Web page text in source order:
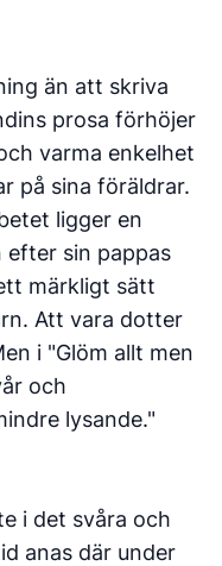
än att skriva
prosa förhöjer
varma enkelhet
på sina föräldrar.
ligger en
sin pappas
märkligt sätt
Att vara dotter
i "Glöm allt men
och
lysande."
i det svåra och
anas där under